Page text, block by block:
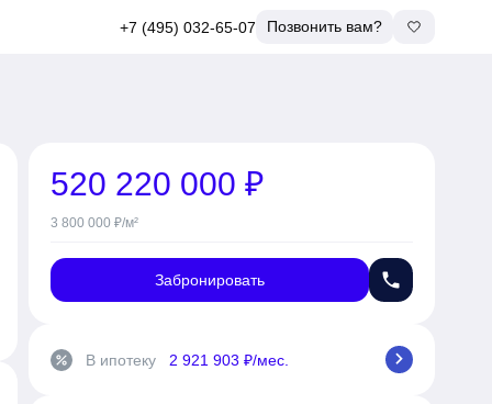
+7 (495) 032-65-07 Позвонить вам?
520 220 000 ₽
3 800 000 ₽/м²
Забронировать phone
percent В ипотеку 2 921 903 ₽/мес. chevron_right